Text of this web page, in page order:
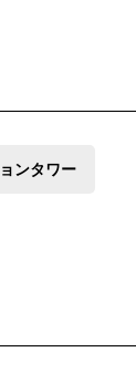
ンタワー